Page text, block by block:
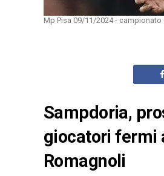
Mp Pisa 09/11/2024 -
Sampdoria,
giocatori fermi
Romagnoli